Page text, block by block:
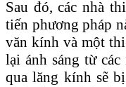
Sau đó, các nhà
tiến phương pháp
văn kính và một
lại ánh sáng từ
qua lăng kính sẽ